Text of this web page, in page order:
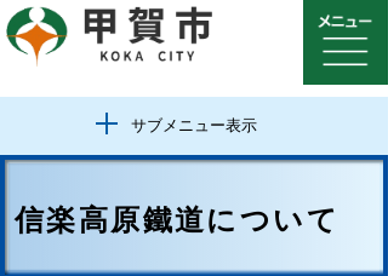
サブメニュー表示
信楽高原鐵道について